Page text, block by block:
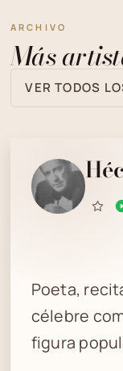
ARCHIVO
Más
VER TODOS
Poeta,
célebre
figura